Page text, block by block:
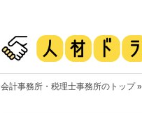
会計事務所・税理士事務所のトップ»